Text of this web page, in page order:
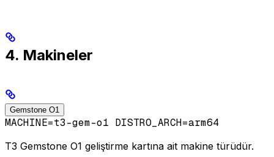
4. Makineler
Gemstone O1
MACHINE=t3-gem-o1 DISTRO_ARCH=arm64
T3 Gemstone O1 geliştirme kartına ait makine türüdür.